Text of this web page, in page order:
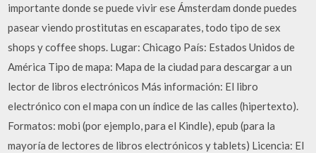
importante donde se puede vivir ese Ámsterdam donde puedes
pasear viendo prostitutas en escaparates, todo tipo de sex
shops y coffee shops. Lugar: Chicago País: Estados Unidos de
América Tipo de mapa: Mapa de la ciudad para descargar a un
lector de libros electrónicos Más información: El libro
electrónico con el mapa con un índice de las calles (hipertexto).
Formatos: mobi (por ejemplo, para el Kindle), epub (para la
mayoría de lectores de libros electrónicos y tablets) Licencia: El